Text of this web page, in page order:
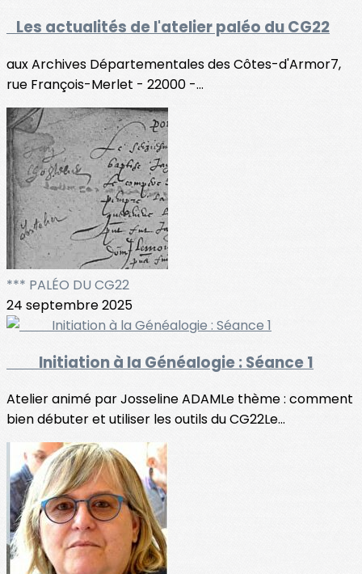
Les actualités de l'atelier paléo du CG22
aux Archives Départementales des Côtes-d'Armor7,
rue François-Merlet - 22000 -...
*** PALÉO DU CG22
24 septembre 2025
Initiation à la Généalogie : Séance 1
Atelier animé par Josseline ADAMLe thème : comment
bien débuter et utiliser les outils du CG22Le...